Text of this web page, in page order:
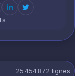
25 454 872 lignes